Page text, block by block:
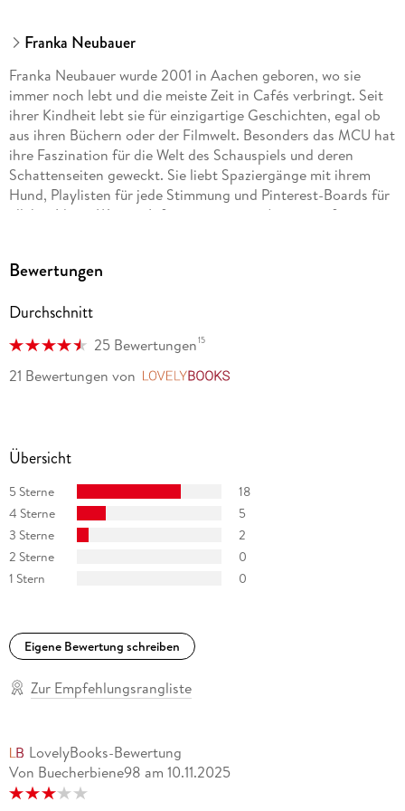
Franka Neubauer
Franka Neubauer wurde 2001 in Aachen geboren, wo sie
immer noch lebt und die meiste Zeit in Cafés verbringt. Seit
ihrer Kindheit lebt sie für einzigartige Geschichten, egal ob
aus ihren Büchern oder der Filmwelt. Besonders das MCU hat
ihre Faszination für die Welt des Schauspiels und deren
Schattenseiten geweckt. Sie liebt Spaziergänge mit ihrem
Hund, Playlisten für jede Stimmung und Pinterest-Boards für
all ihre Ideen. Weitere Informationen zur Autorin auf
Bewertungen
Durchschnitt
25 Bewertungen15
21 Bewertungen von
Übersicht
5 Sterne
18
4 Sterne
5
3 Sterne
2
2 Sterne
0
1 Stern
0
Eigene Bewertung schreiben
Zur Empfehlungsrangliste
LovelyBooks-Bewertung
Von Buecherbiene98 am 10.11.2025